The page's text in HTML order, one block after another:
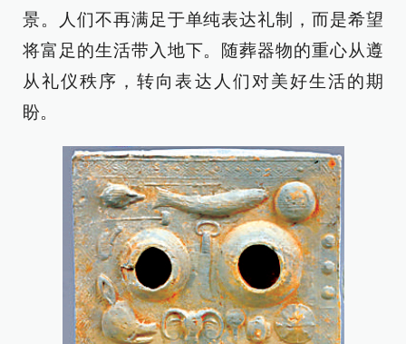
景。人们不再满足于单纯表达礼制，而是希望
将富足的生活带入地下。随葬器物的重心从遵
从礼仪秩序，转向表达人们对美好生活的期
盼。